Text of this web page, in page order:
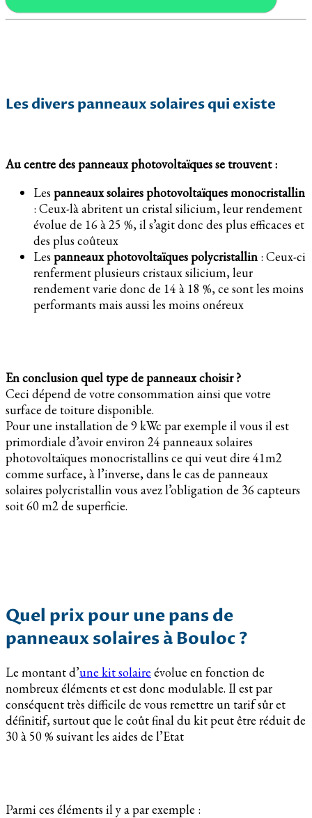
Les divers panneaux solaires qui existe
Au centre des panneaux photovoltaïques se trouvent :
Les panneaux solaires photovoltaïques monocristallin
: Ceux-là abritent un cristal silicium, leur rendement
évolue de 16 à 25 %, il s’agit donc des plus efficaces et
des plus coûteux
Les panneaux photovoltaïques polycristallin : Ceux-ci
renferment plusieurs cristaux silicium, leur
rendement varie donc de 14 à 18 %, ce sont les moins
performants mais aussi les moins onéreux
En conclusion quel type de panneaux choisir ?
Ceci dépend de votre consommation ainsi que votre
surface de toiture disponible.
Pour une installation de 9 kWc par exemple il vous il est
primordiale d’avoir environ 24 panneaux solaires
photovoltaïques monocristallins ce qui veut dire 41m2
comme surface, à l’inverse, dans le cas de panneaux
solaires polycristallin vous avez l’obligation de 36 capteurs
soit 60 m2 de superficie.
Quel prix pour une pans de
panneaux solaires à Bouloc ?
Le montant d’une kit solaire évolue en fonction de
nombreux éléments et est donc modulable. Il est par
conséquent très difficile de vous remettre un tarif sûr et
définitif, surtout que le coût final du kit peut être réduit de
30 à 50 % suivant les aides de l’Etat
Parmi ces éléments il y a par exemple :